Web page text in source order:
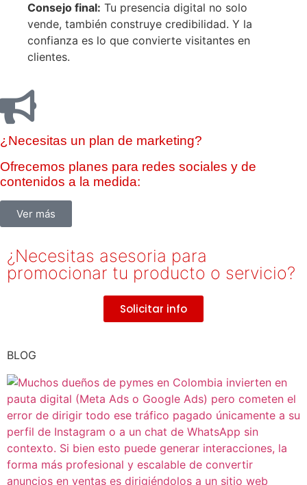
Consejo final: Tu presencia digital no solo
vende, también construye credibilidad. Y la
confianza es lo que convierte visitantes en
clientes.
¿Necesitas un plan de marketing?
Ofrecemos planes para redes sociales y de
contenidos a la medida:
Ver más
¿Necesitas asesoria para
promocionar tu producto o servicio?
Solicitar info
BLOG